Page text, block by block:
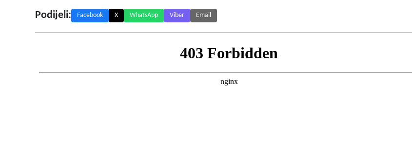
Podijeli: Facebook X WhatsApp Viber Email